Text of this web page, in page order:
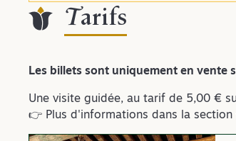
Tarifs
Les billets sont uniquement en vente
Une visite guidée, au tarif de 5,00 €
👉 Plus d'informations dans la section